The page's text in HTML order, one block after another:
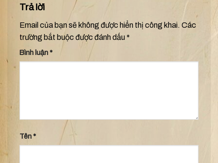
Trả lời
Email của bạn sẽ không được hiển thị công khai. Các
trường bắt buộc được đánh dấu *
Bình luận*
Tên*